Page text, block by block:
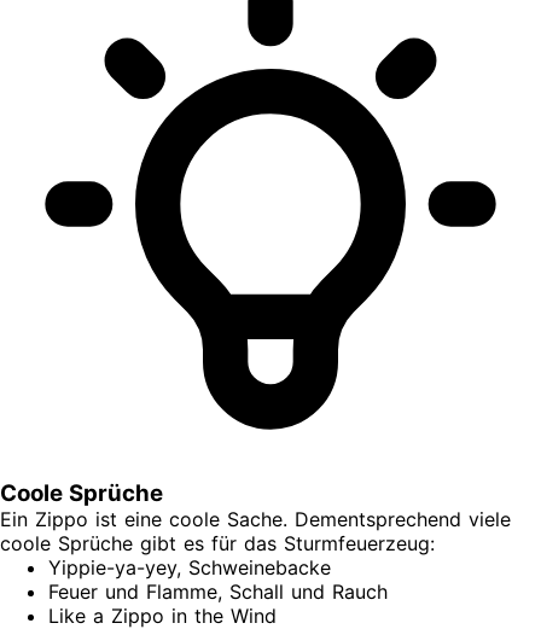
Coole Sprüche
Ein Zippo ist eine coole Sache. Dementsprechend viele
coole Sprüche gibt es für das Sturmfeuerzeug:
Yippie-ya-yey, Schweinebacke
Feuer und Flamme, Schall und Rauch
Like a Zippo in the Wind